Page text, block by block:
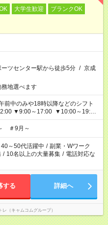
大学生歓迎
ブランクOK
ーツセンター駅から徒歩5分 / 京成
地選べます
前中のみや18時以降などのシフト
▼9:00～17:00 ▼10:00～19:00
＃9月～
40～50代活躍中 / 副業・Wワーク
/ 10名以上の大量募集 / 電話対応な
する 詳細へ
レ（キャムコムグループ）